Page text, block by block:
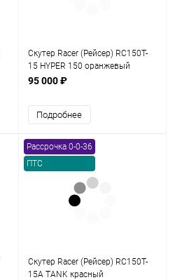
Скутер Racer (Рейсер) RC150T-
15 HYPER 150 оранжевый
95 000 ₽
Подробнее
Рассрочка 0-0-36
ПТС
Скутер Racer (Рейсер) RC150T-
15A TANK красный